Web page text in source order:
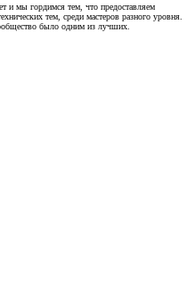
и мы гордимся тем, что предоставляем
тем, среди мастеров разного уровня.
было одним из лучших.